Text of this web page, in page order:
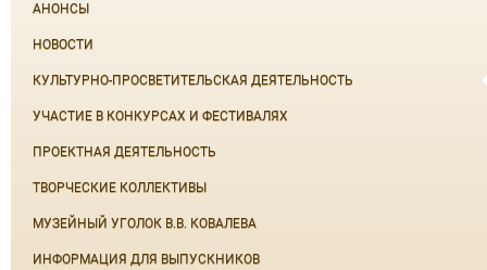
АНОНСЫ
НОВОСТИ
КУЛЬТУРНО-ПРОСВЕТИТЕЛЬСКАЯ ДЕЯТЕЛЬНОСТЬ
УЧАСТИЕ В КОНКУРСАХ И ФЕСТИВАЛЯХ
ПРОЕКТНАЯ ДЕЯТЕЛЬНОСТЬ
ТВОРЧЕСКИЕ КОЛЛЕКТИВЫ
МУЗЕЙНЫЙ УГОЛОК В.В. КОВАЛЕВА
ИНФОРМАЦИЯ ДЛЯ ВЫПУСКНИКОВ